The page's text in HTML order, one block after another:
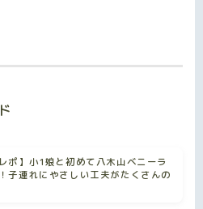
レポ】小1娘と初めて八木山ベニーラ
子連れにやさしい工夫がたくさんの